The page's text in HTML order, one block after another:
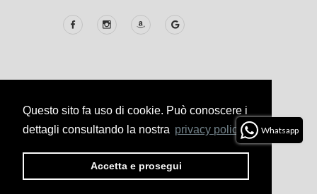
Questo sito fa uso di cookie. Può conoscere i
dettagli consultando la nostra privacy policy.
Accetta e prosegui
© 2020Studio DesignAll Right
Reserved.
Privacy
Termini E
Condizioni
Cookies
Politica Di
Whatsapp